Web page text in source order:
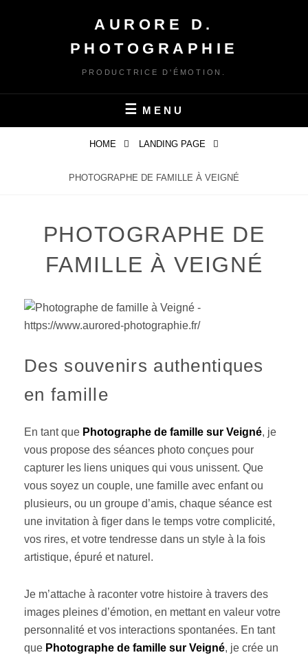
AURORE D.
PHOTOGRAPHIE
PRODUCTRICE D'ÉMOTION.
MENU
HOME LANDING PAGE
PHOTOGRAPHE DE FAMILLE À VEIGNÉ
PHOTOGRAPHE DE
FAMILLE À VEIGNÉ
Des souvenirs authentiques
en famille
En tant que Photographe de famille sur Veigné, je
vous propose des séances photo conçues pour
capturer les liens uniques qui vous unissent. Que
vous soyez un couple, une famille avec enfant ou
plusieurs, ou un groupe d’amis, chaque séance est
une invitation à figer dans le temps votre complicité,
vos rires, et votre tendresse dans un style à la fois
artistique, épuré et naturel.
Je m’attache à raconter votre histoire à travers des
images pleines d’émotion, en mettant en valeur votre
personnalité et vos interactions spontanées. En tant
que Photographe de famille sur Veigné, je crée un